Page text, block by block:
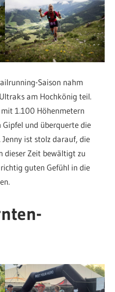
Saison nahm
am Hochkönig teil.
1.100 Höhenmetern
und überquerte die
ist stolz darauf, die
dieser Zeit bewältigt zu
guten Gefühl in die